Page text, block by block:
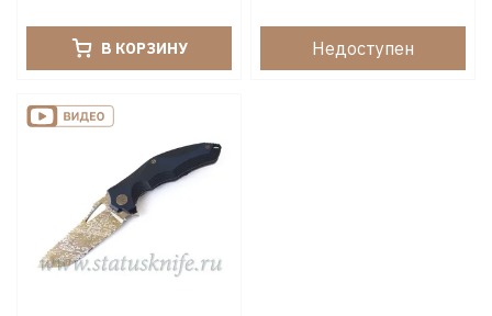
В КОРЗИНУ Недоступен